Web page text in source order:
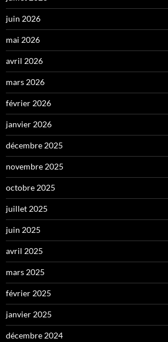
juin 2026
mai 2026
avril 2026
mars 2026
février 2026
janvier 2026
décembre 2025
novembre 2025
octobre 2025
juillet 2025
juin 2025
avril 2025
mars 2025
février 2025
janvier 2025
décembre 2024